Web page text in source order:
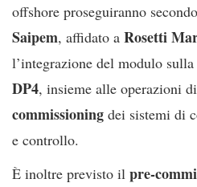
offshore proseguiranno
Saipem, affidato a Rosetti
l’integrazione del modulo
DP4, insieme alle operazioni di
commissioning dei sistemi di
e controllo.
È inoltre previsto il pre-